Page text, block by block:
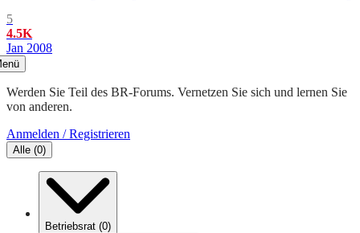
5
4.5K
Jan 2008
Werden Sie Teil des BR-Forums. Vernetzen Sie sich und lernen Sie
von anderen.
Anmelden / Registrieren
Alle (0)
Betriebsrat (0)